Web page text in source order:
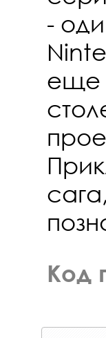
-
еще
Код